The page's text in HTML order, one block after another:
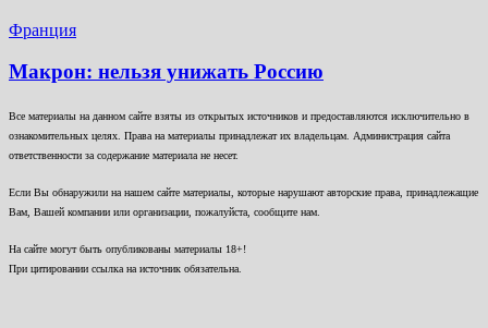
Франция
Макрон: нельзя унижать Россию
Все материалы на данном сайте взяты из открытых источников и предоставляются исключительно в
ознакомительных целях. Права на материалы принадлежат их владельцам. Администрация сайта
ответственности за содержание материала не несет.
Если Вы обнаружили на нашем сайте материалы, которые нарушают авторские права, принадлежащие
Вам, Вашей компании или организации, пожалуйста, сообщите нам.
На сайте могут быть опубликованы материалы 18+!
При цитировании ссылка на источник обязательна.